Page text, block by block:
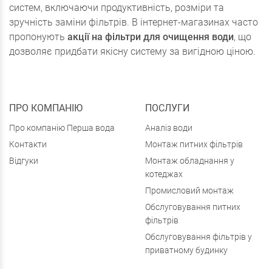
систем, включаючи продуктивність, розміри та
зручність заміни фільтрів. В інтернет-магазинах часто
пропонують акції на фільтри для очищення води, що
дозволяє придбати якісну систему за вигідною ціною.
ПРО КОМПАНІЮ
Про компанію Перша вода
Контакти
Відгуки
ПОСЛУГИ
Аналіз води
Монтаж питних фільтрів
Монтаж обладнання у
котеджах
Промисловий монтаж
Обслуговування питних
фільтрів
Обслуговування фільтрів у
приватному будинку